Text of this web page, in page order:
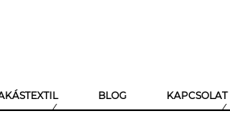
BLOG KAPCSOLAT